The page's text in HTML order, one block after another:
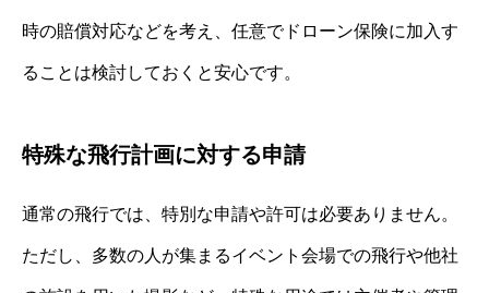
時の賠償対応などを考え、任意でドローン保険に加入す
ることは検討しておくと安心です。
特殊な飛行計画に対する申請
通常の飛行では、特別な申請や許可は必要ありません。
ただし、多数の人が集まるイベント会場での飛行や他社